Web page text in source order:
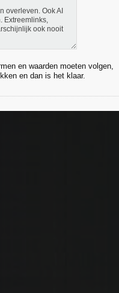
overleven. Ook AI
Extreemlinks,
ook nooit
en waarden moeten volgen,
en dan is het klaar.